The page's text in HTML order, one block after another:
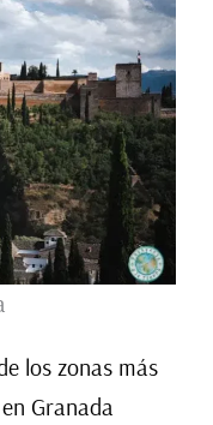
los zonas más
Granada